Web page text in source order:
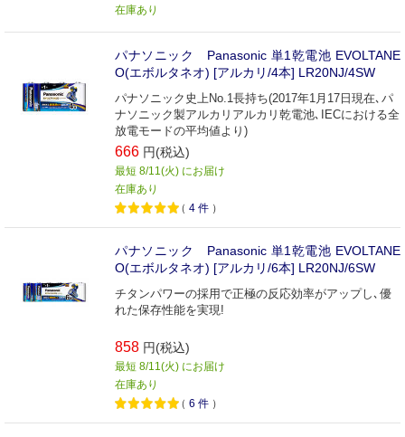
在庫あり
パナソニック Panasonic 単1乾電池 EVOLTANE
O(エボルタネオ) [アルカリ/4本] LR20NJ/4SW
パナソニック史上No.1長持ち(2017年1月17日現在､パ
ナソニック製アルカリアルカリ乾電池､IECにおける全
放電モードの平均値より)
666 円(税込)
最短 8/11(火) にお届け
在庫あり
（ 4 件 ）
パナソニック Panasonic 単1乾電池 EVOLTANE
O(エボルタネオ) [アルカリ/6本] LR20NJ/6SW
チタンパワーの採用で正極の反応効率がアップし､優
れた保存性能を実現!
858 円(税込)
最短 8/11(火) にお届け
在庫あり
（ 6 件 ）